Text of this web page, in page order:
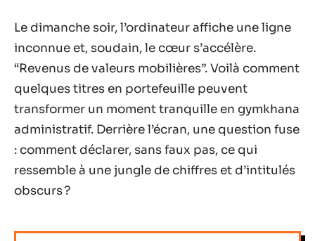
Le dimanche soir, l’ordinateur affiche une ligne
inconnue et, soudain, le cœur s’accélère.
“Revenus de valeurs mobilières”. Voilà comment
quelques titres en portefeuille peuvent
transformer un moment tranquille en gymkhana
administratif. Derrière l’écran, une question fuse
: comment déclarer, sans faux pas, ce qui
ressemble à une jungle de chiffres et d’intitulés
obscurs ?